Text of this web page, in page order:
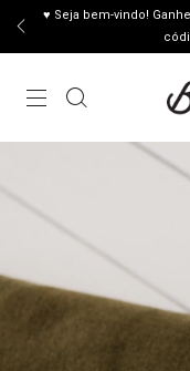
♥ Seja bem-vindo!